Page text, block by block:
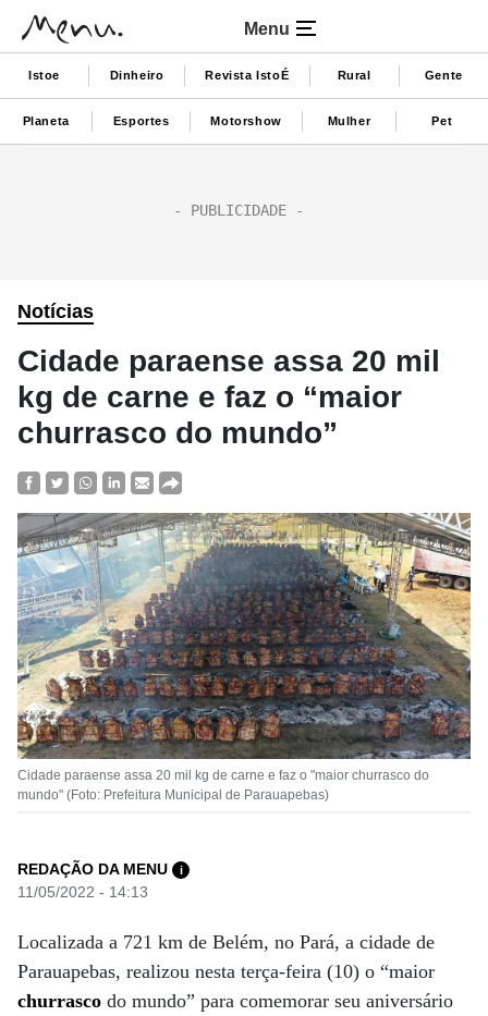
Menu
Istoe Dinheiro Revista IstoÉ Rural Gente
Planeta Esportes Motorshow Mulher Pet
Notícias
Cidade paraense assa 20 mil
kg de carne e faz o “maior
churrasco do mundo”
Cidade paraense assa 20 mil kg de carne e faz o "maior churrasco do
mundo" (Foto: Prefeitura Municipal de Parauapebas)
REDAÇÃO DA MENU i
11/05/2022 - 14:13
Localizada a 721 km de Belém, no Pará, a cidade de
Parauapebas, realizou nesta terça-feira (10) o “maior
churrasco do mundo” para comemorar seu aniversário